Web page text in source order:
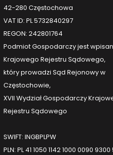
42-280 Częstochowa
VAT ID: PL 5732840297
REGON: 242801764
Podmiot Gospodarczy jest
Krajowego Rejestru Sądowego,
który prowadzi Sąd Rejonowy w
Częstochowie,
XVII Wydział Gospodarczy
Rejestru Sądowego
SWIFT: INGBPLPW
PLN: PL 41 1050 1142 1000 0090